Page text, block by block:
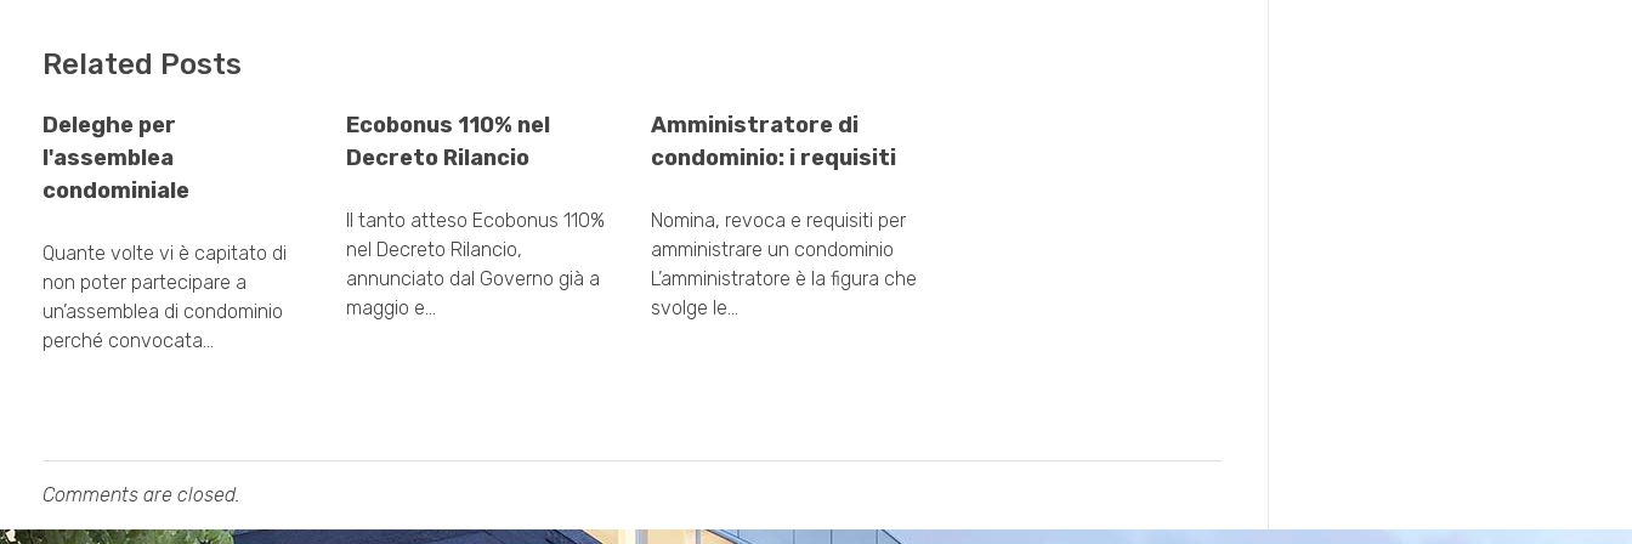
Related Posts
Deleghe per
l'assemblea
condominiale
Quante volte vi è capitato di
non poter partecipare a
un’assemblea di condominio
perché convocata…
Ecobonus 110% nel
Decreto Rilancio
Il tanto atteso Ecobonus 110%
nel Decreto Rilancio,
annunciato dal Governo già a
maggio e…
Amministratore di
condominio: i requisiti
Nomina, revoca e requisiti per
amministrare un condominio
L’amministratore è la figura che
svolge le…
Comments are closed.